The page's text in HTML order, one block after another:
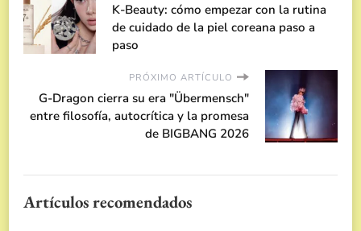
K-Beauty: cómo empezar con la rutina
de cuidado de la piel coreana paso a
paso
PRÓXIMO ARTÍCULO
G-Dragon cierra su era "Übermensch"
entre filosofía, autocrítica y la promesa
de BIGBANG 2026
Artículos recomendados